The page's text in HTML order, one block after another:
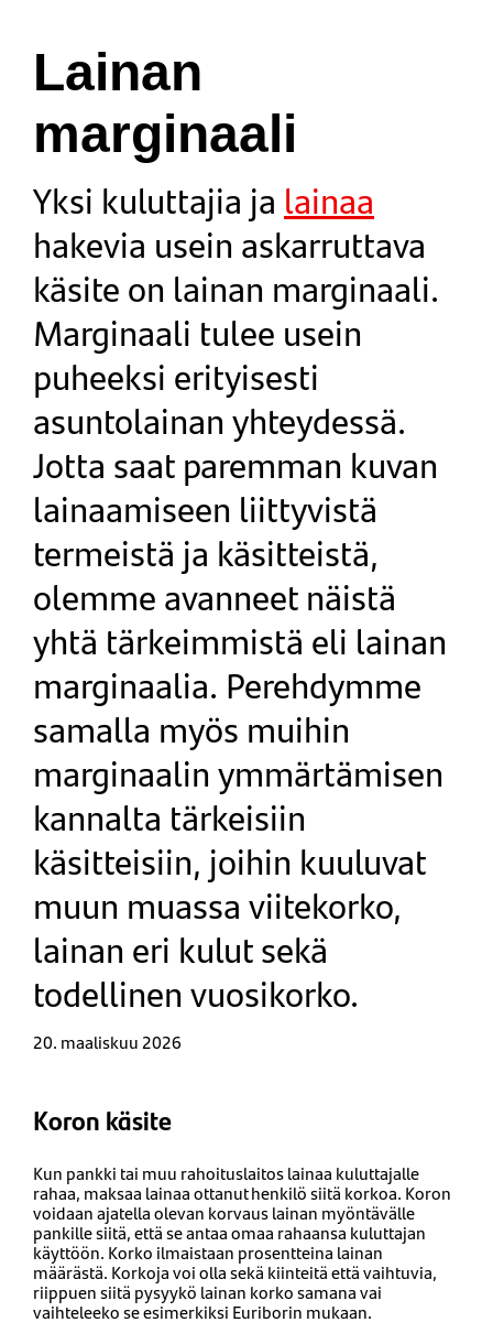
Lainan
marginaali
Yksi kuluttajia ja lainaa
hakevia usein askarruttava
käsite on lainan marginaali.
Marginaali tulee usein
puheeksi erityisesti
asuntolainan yhteydessä.
Jotta saat paremman kuvan
lainaamiseen liittyvistä
termeistä ja käsitteistä,
olemme avanneet näistä
yhtä tärkeimmistä eli lainan
marginaalia. Perehdymme
samalla myös muihin
marginaalin ymmärtämisen
kannalta tärkeisiin
käsitteisiin, joihin kuuluvat
muun muassa viitekorko,
lainan eri kulut sekä
todellinen vuosikorko.
20. maaliskuu 2026
Koron käsite
Kun pankki tai muu rahoituslaitos lainaa kuluttajalle
rahaa, maksaa lainaa ottanut henkilö siitä korkoa. Koron
voidaan ajatella olevan korvaus lainan myöntävälle
pankille siitä, että se antaa omaa rahaansa kuluttajan
käyttöön. Korko ilmaistaan prosentteina lainan
määrästä. Korkoja voi olla sekä kiinteitä että vaihtuvia,
riippuen siitä pysyykö lainan korko samana vai
vaihteleeko se esimerkiksi Euriborin mukaan.